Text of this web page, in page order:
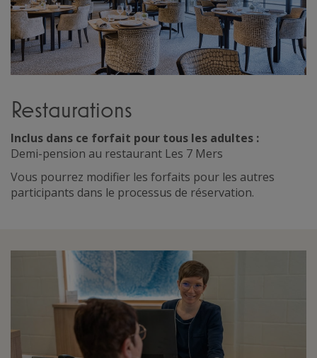
Restaurations
Inclus dans ce forfait pour tous les adultes :
Demi-pension au restaurant Les 7 Mers
Vous pourrez modifier les forfaits pour les autres
participants dans le processus de réservation.